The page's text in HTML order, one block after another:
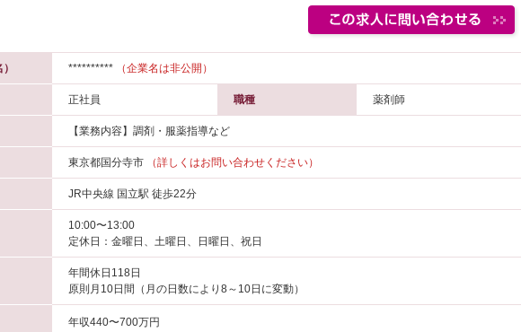
********** （企業名は非公開）
正社員 職種 薬剤師
【業務内容】調剤・服薬指導など
東京都国分寺市 （詳しくはお問い合わせください）
JR中央線 国立駅 徒歩22分
10:00〜13:00
定休日：金曜日、土曜日、日曜日、祝日
年間休日118日
原則月10日間（月の日数により8～10日に変動）
年収440〜700万円